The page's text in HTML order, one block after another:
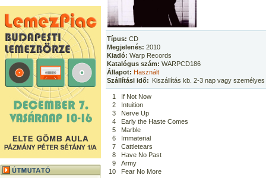
Típus: CD
Megjelenés: 2010
Kiadó: Warp Records
Katalógus szám: WARPCD186
Állapot: Használt
Szállítási idő: Kiszállítás kb. 2-3 nap vagy
1
If Not Now
2
Intuition
3
Nerve Up
4
Early the Haste Comes
5
Marble
6
Immaterial
7
Cattletears
8
Have No Past
9
Army
10
Fear No More